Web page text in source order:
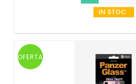
IN STOC
OFERTA